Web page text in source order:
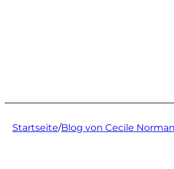
Startseite/Blog von Cecile